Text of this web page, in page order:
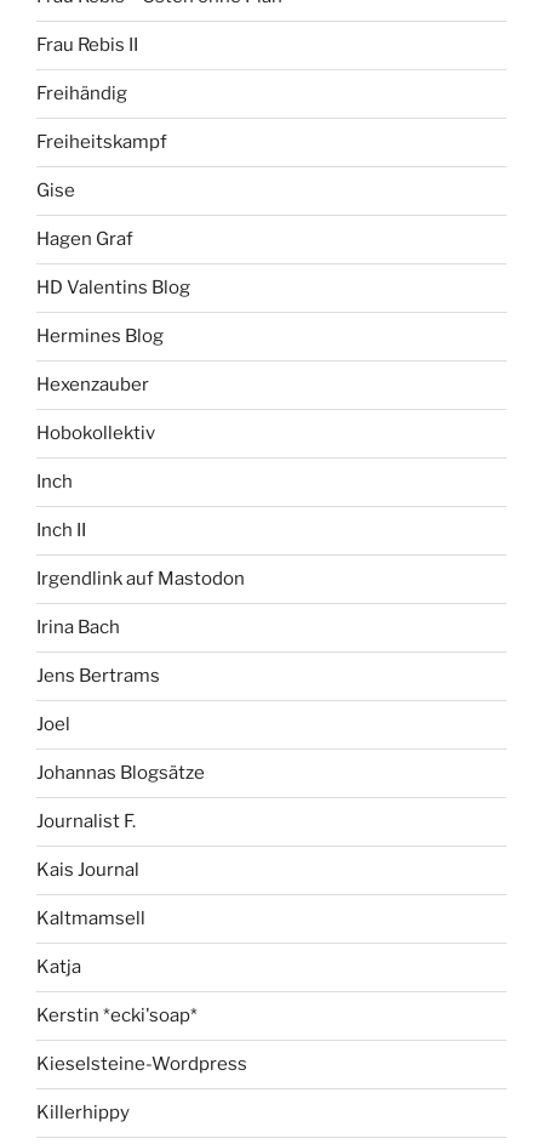
Frau Rebis II
Freihändig
Freiheitskampf
Gise
Hagen Graf
HD Valentins Blog
Hermines Blog
Hexenzauber
Hobokollektiv
Inch
Inch II
Irgendlink auf Mastodon
Irina Bach
Jens Bertrams
Joel
Johannas Blogsätze
Journalist F.
Kais Journal
Kaltmamsell
Katja
Kerstin *ecki'soap*
Kieselsteine-Wordpress
Killerhippy